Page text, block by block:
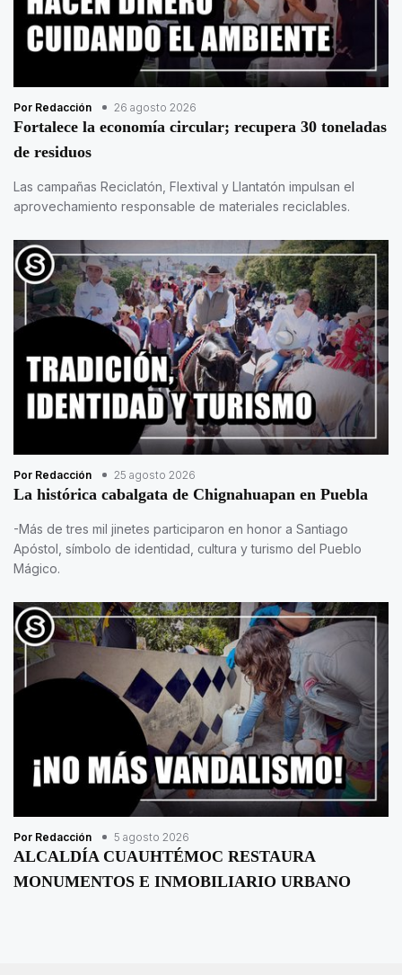
Por Redacción 26 agosto 2026
Fortalece la economía circular; recupera 30 toneladas
de residuos
Las campañas Reciclatón, Flextival y Llantatón impulsan el
aprovechamiento responsable de materiales reciclables.
Por Redacción 25 agosto 2026
La histórica cabalgata de Chignahuapan en Puebla
-Más de tres mil jinetes participaron en honor a Santiago
Apóstol, símbolo de identidad, cultura y turismo del Pueblo
Mágico.
Por Redacción 5 agosto 2026
ALCALDÍA CUAUHTÉMOC RESTAURA
MONUMENTOS E INMOBILIARIO URBANO